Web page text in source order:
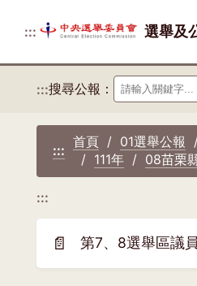
::: 選舉及
:::搜尋公報：
:::
首頁 01選舉公報
111年
08苗栗
:::
📄 第7、8選舉區議
(另
開